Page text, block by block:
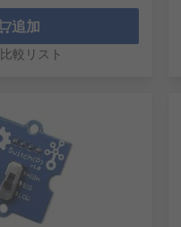
追加
比較リスト